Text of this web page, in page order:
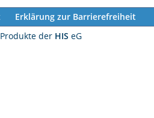
Erklärung zur Barrierefreiheit
der HIS eG